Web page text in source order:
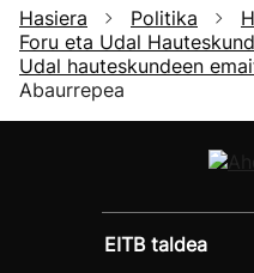
Hasiera Politika
Foru eta Udal
Udal hauteskundeen
Abaurrepea
EITB taldea